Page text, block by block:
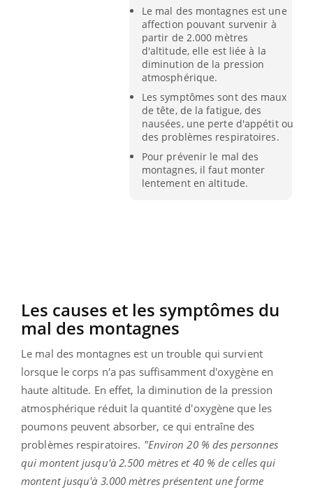
Le mal des montagnes est une
affection pouvant survenir à
partir de 2.000 mètres
d'altitude, elle est liée à la
diminution de la pression
atmosphérique.
Les symptômes sont des maux
de tête, de la fatigue, des
nausées, une perte d'appétit ou
des problèmes respiratoires.
Pour prévenir le mal des
montagnes, il faut monter
lentement en altitude.
Les causes et les symptômes du
mal des montagnes
Le mal des montagnes est un trouble qui survient
lorsque le corps n'a pas suffisamment d'oxygène en
haute altitude. En effet, la diminution de la pression
atmosphérique réduit la quantité d'oxygène que les
poumons peuvent absorber, ce qui entraîne des
problèmes respiratoires. "Environ 20 % des personnes
qui montent jusqu'à 2.500 mètres et 40 % de celles qui
montent jusqu'à 3.000 mètres présentent une forme